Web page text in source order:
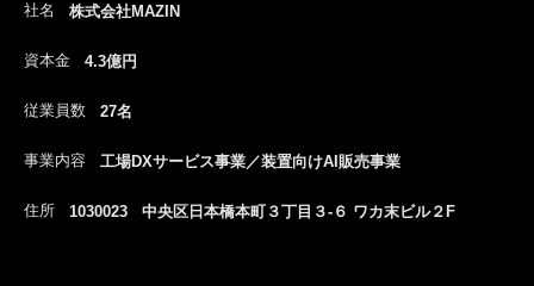
社名 株式会社MAZIN
資本金 4.3億円
従業員数 27名
事業内容 工場DXサービス事業／装置向けAI販売事業
住所 1030023 中央区日本橋本町３丁目３-６ ワカ末ビル２F